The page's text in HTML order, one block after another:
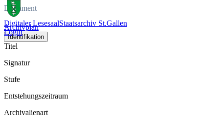
Digitaler LesesaalStaatsarchiv St.Gallen
Login
Dokument
Archivplan
Identifikation
Titel
Signatur
Stufe
Entstehungszeitraum
Archivalienart